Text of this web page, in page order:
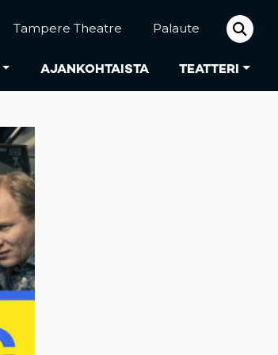
AJANKOHTAISTA TEATTERI
Tampere Theatre Palaute